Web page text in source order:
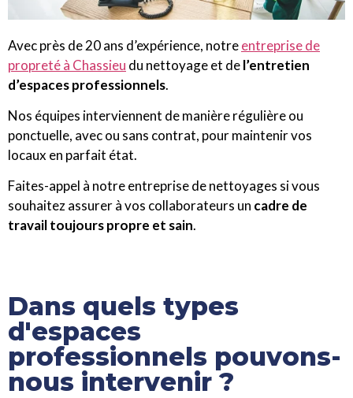
Avec près de 20 ans d’expérience, notreentreprise de
propreté à Chassieu du nettoyage et del’entretien
d’espaces professionnels.
Nos équipes interviennent de manière régulière ou
ponctuelle, avec ou sans contrat, pour maintenir vos
locaux en parfait état.
Faites-appel à notre entreprise de nettoyages si vous
souhaitez assurer à vos collaborateurs un cadre de
travail toujours propre et sain.
Dans quels types
d'espaces
professionnels pouvons-
nous intervenir ?